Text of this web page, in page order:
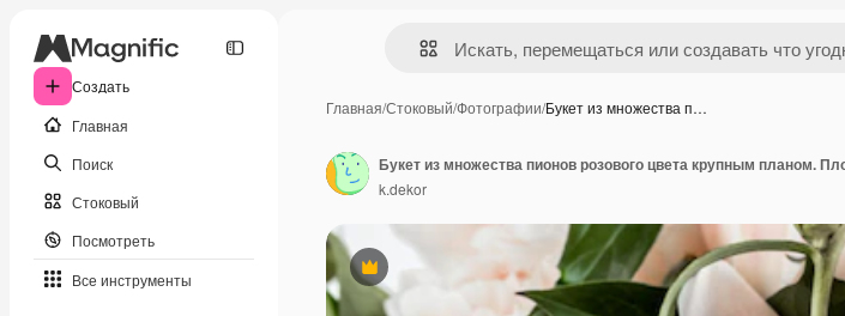
Создать
Главная
Поиск
Стоковый
Посмотреть
Все инструменты
Главная/Стоковый/Фотографии/Букет из множества п…
Премиум
k.dekor